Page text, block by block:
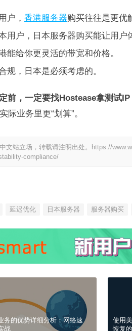
户， 香港服务器购买往往是更优
用户，日本服务器购买能让用户
能给你更灵活的带宽和价格。
规，日本是必须考虑的。
前，一定要找Hostease拿测试
际业务里更“划算”。
文站立场，转载请注明出处。
https://
compliance/
延迟优化 日本服务器 服务器购买
务的优势详细分析：网络速
战
使用
恢复